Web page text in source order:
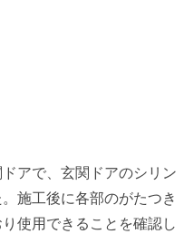
アで、玄関ドアのシリン
施工後に各部のがたつき
使用できることを確認し